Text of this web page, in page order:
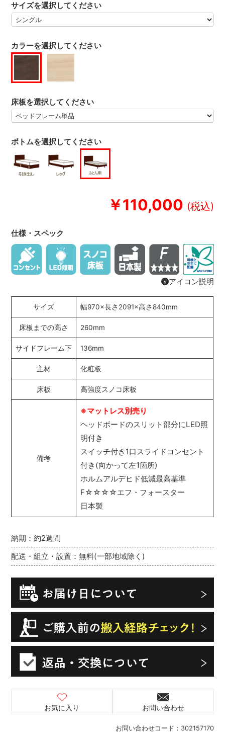
￥110,000
お問い合わせコード： 302157170
納期：約2週間
配送・組立・設置：無料(一部地域除く)
カラーを選択してください
サイズを選択してください
床板を選択してください
ボトムを選択してください
お気に入り お問い合わせ
仕様・スペック
アイコン説明
サイズ 幅970×長さ2091×高さ840mm
床板までの高さ 260mm
サイドフレーム下 136mm
主材 化粧板
床板 高強度スノコ床板
備考
※マットレス別売り
ヘッドボードのスリット部分にLED照
明付き
スイッチ付き1口スライドコンセント
付き(向かって左1箇所)
ホルムアルデヒド低減最高基準
F☆☆☆☆エフ・フォースター
日本製